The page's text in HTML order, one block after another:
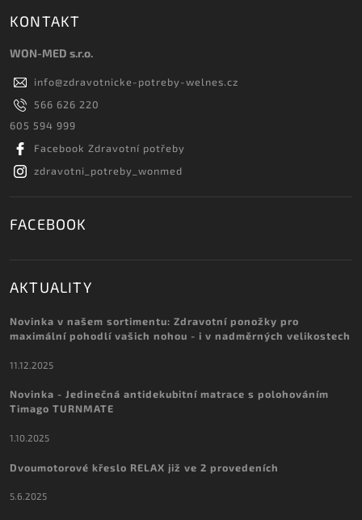
KONTAKT
WON-MED s.r.o.
info@zdravotnicke-potreby-welnes.cz
566 626 220
605 594 999
Facebook Zdravotní potřeby
zdravotni_potreby_wonmed
FACEBOOK
AKTUALITY
Novinka v našem sortimentu: Zdravotní ponožky pro
maximální pohodlí vašich nohou - i v nadměrných velikostech
11.12.2025
Novinka - Jedinečná antidekubitní matrace s polohováním
Timago TURNMATE
1.10.2025
Dvoumotorové křeslo RELAX již ve 2 provedeních
5.6.2025